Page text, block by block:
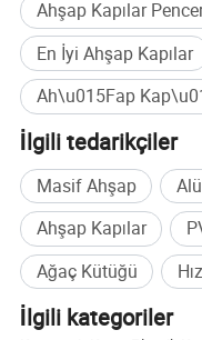
Ahşap Kapılar
En İyi Ahşap Kapılar
Ah\u015Fap
İlgili tedarikçiler
Masif Ahşap
Ahşap Kapılar
Ağaç Kütüğü
İlgili kategoriler